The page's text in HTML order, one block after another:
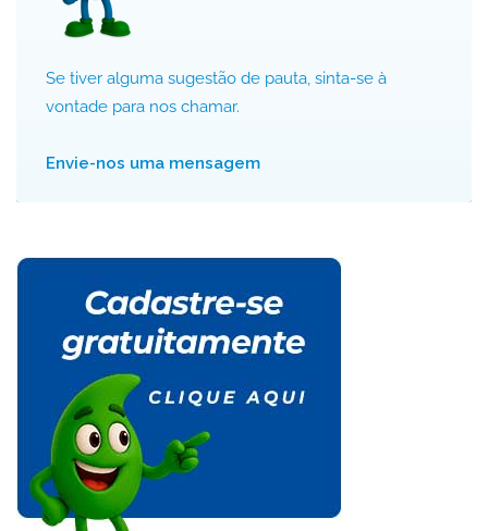
Se tiver alguma sugestão de pauta, sinta-se à
vontade para nos chamar.
Envie-nos uma mensagem